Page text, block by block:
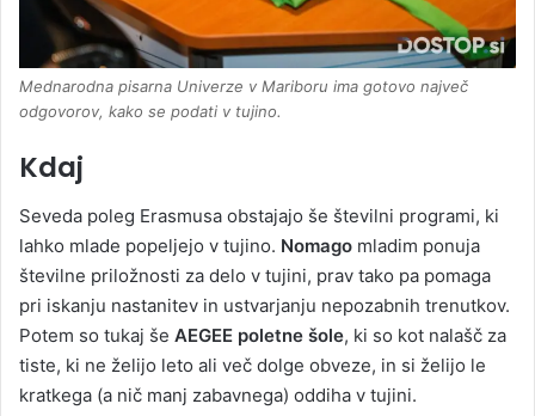
Mednarodna pisarna Univerze v Mariboru ima gotovo največ
odgovorov, kako se podati v tujino.
Kdaj
Seveda poleg Erasmusa obstajajo še številni programi, ki
lahko mlade popeljejo v tujino. Nomago mladim ponuja
številne priložnosti za delo v tujini, prav tako pa pomaga
pri iskanju nastanitev in ustvarjanju nepozabnih trenutkov.
Potem so tukaj še AEGEE poletne šole, ki so kot nalašč za
tiste, ki ne želijo leto ali več dolge obveze, in si želijo le
kratkega (a nič manj zabavnega) oddiha v tujini.